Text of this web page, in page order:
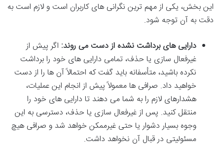
این بخش، یکی از مهم ترین نگرانی های کاربران است و لازم است به
دقت به آن توجه شود.
دارایی های برداشت نشده از دست می روند: اگر پیش از
غیرفعال سازی یا حذف، تمامی دارایی های خود را برداشت
نکرده باشید، متأسفانه باید گفت که احتمالاً آن ها را از دست
خواهید داد. صرافی ها معمولاً پیش از انجام این عملیات،
هشدارهای لازم را به شما می دهند تا دارایی های خود را
منتقل کنید. پس از غیرفعال سازی یا حذف، دسترسی به این
وجوه بسیار دشوار یا حتی غیرممکن خواهد شد و صرافی هیچ
مسئولیتی در قبال آن نخواهد داشت.